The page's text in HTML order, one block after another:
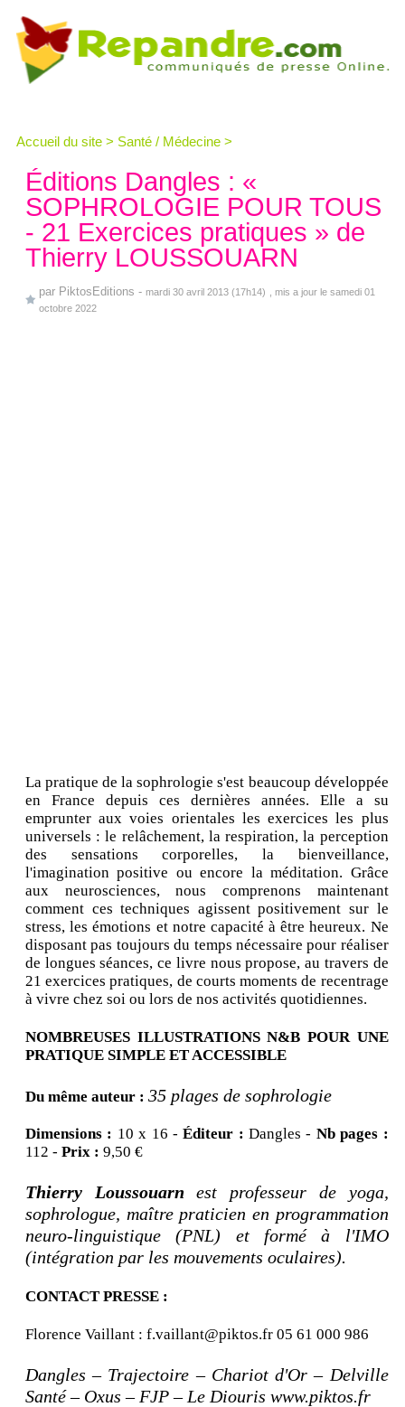
Accueil du site > Santé / Médecine >
Éditions Dangles : «
SOPHROLOGIE POUR TOUS
- 21 Exercices pratiques » de
Thierry LOUSSOUARN
par PiktosEditions - mardi 30 avril 2013 (17h14)
, mis a jour le samedi 01
octobre 2022
La pratique de la sophrologie s'est beaucoup développée
en France depuis ces dernières années. Elle a su
emprunter aux voies orientales les exercices les plus
universels : le relâchement, la respiration, la perception
des sensations corporelles, la bienveillance,
l'imagination positive ou encore la méditation. Grâce
aux neurosciences, nous comprenons maintenant
comment ces techniques agissent positivement sur le
stress, les émotions et notre capacité à être heureux. Ne
disposant pas toujours du temps nécessaire pour réaliser
de longues séances, ce livre nous propose, au travers de
21 exercices pratiques, de courts moments de recentrage
à vivre chez soi ou lors de nos activités quotidiennes.
NOMBREUSES ILLUSTRATIONS N&B POUR UNE
PRATIQUE SIMPLE ET ACCESSIBLE
Du même auteur : 35 plages de sophrologie
Dimensions : 10 x 16 -Éditeur : Dangles - Nb pages :
112 - Prix : 9,50 €
Thierry Loussouarn est professeur de yoga,
sophrologue, maître praticien en programmation
neuro-linguistique (PNL) et formé à l'IMO
(intégration par les mouvements oculaires).
CONTACT PRESSE :
Florence Vaillant : f.vaillant@piktos.fr 05 61 000 986
Dangles – Trajectoire – Chariot d'Or – Delville
Santé – Oxus – FJP – Le Diouris www.piktos.fr